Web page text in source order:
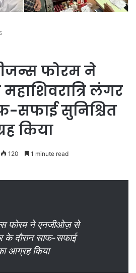
फोरम ने
लंगर
सफाई सुनिश्चित
किया
120 1 minute read
फोरम ने एनजीओज़ से
के दौरान साफ-सफाई
आग्रह किया